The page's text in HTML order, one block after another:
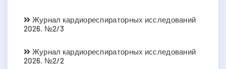
Журнал кардиореспираторных исследований
2026. №2/3
Журнал кардиореспираторных исследований
2026. №2/2